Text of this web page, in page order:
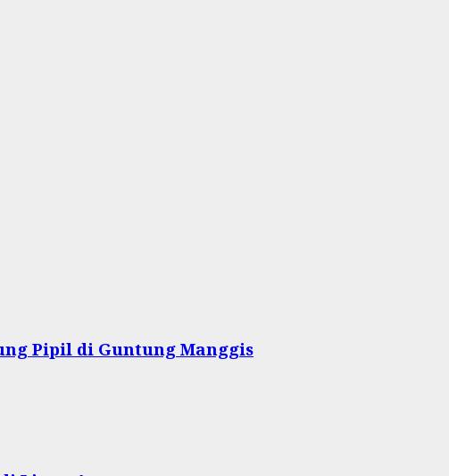
Pipil di Guntung Manggis